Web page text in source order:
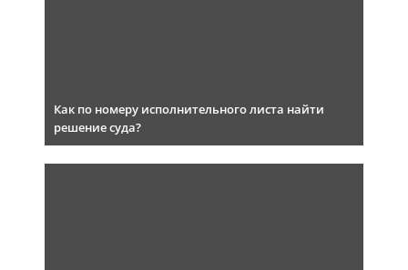
Как по номеру исполнительного листа найти
решение суда?